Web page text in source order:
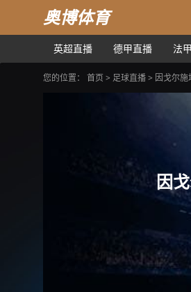
奥博体育
英超直播 德甲直播 法
您的位置： 首页 > 足球直播> 因戈尔施
因